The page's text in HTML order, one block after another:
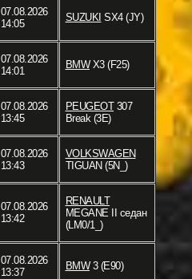
07.08.2026
14:05
SUZUKI SX4 (JY)
07.08.2026
14:01
BMWX3 (F25)
07.08.2026
13:45
PEUGEOT307
Break (3E)
07.08.2026
13:43
VOLKSWAGEN
TIGUAN (5N_)
07.08.2026
13:42
RENAULT
MEGANE II седан
(LM0/1_)
07.08.2026
13:37
BMW3 (E90)